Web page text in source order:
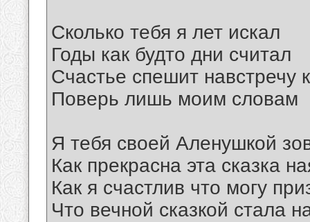
Сколько тебя я лет искал
Годы как будто дни считал
Счастье спешит навстречу
Поверь лишь моим словам
Я тебя своей Аленушкой
Как прекрасна эта сказка
Как я счастлив что могу
Что вечной сказкой стала